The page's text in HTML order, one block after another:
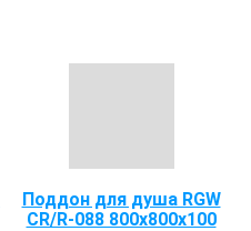
Поддон для душа RGW
CR/R-088 800х800х100